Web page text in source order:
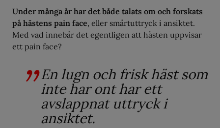
Under många år har det både talats om och forskats
på hästens pain face, eller smärtuttryck i ansiktet.
Med vad innebär det egentligen att hästen uppvisar
ett pain face?
En lugn och frisk häst som
inte har ont har ett
avslappnat uttryck i
ansiktet.